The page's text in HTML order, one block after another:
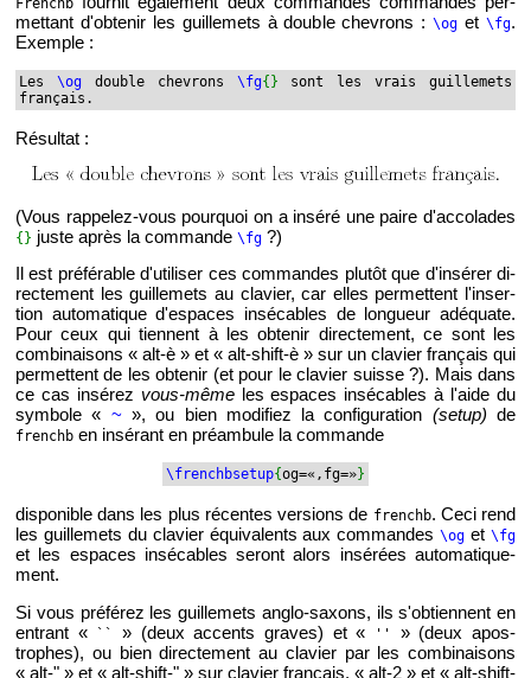
met­tant d'ob­te­nir les guille­mets à double che­vrons :\og et\fg.
Exemple :
Les \ogdouble che­vrons \fg{} sont les vrais guille­mets
fran­çais.
Ré­sul­tat :
(Vous rap­pe­lez-vous pour­quoi on a in­séré une paire d'ac­co­lades
{} juste après la com­mande \fg ?)
Il est pré­fé­rable d'uti­li­ser ces com­mandes plu­tôt que d'in­sé­rer di­
rec­te­ment les guille­mets au cla­vier, car elles per­mettent l'in­ser­
tion au­to­ma­tique d'es­paces in­sé­cables de lon­gueur adé­quate.
Pour ceux qui tiennent à les ob­te­nir di­rec­te­ment, ce sont les
com­bi­nai­sons « alt-è » et « alt-shift-è » sur un cla­vier fran­çais qui
per­mettent de les ob­te­nir (et pour le cla­vier suisse ?). Mais dans
ce cas in­sé­rez vous-mêmeles es­paces in­sé­cables à l'aide du
sym­bole « ~ », ou bien mo­di­fiez la confi­gu­ra­tion (setup) de
frenchb en in­sé­rant en pré­am­bule la com­mande
\frenchb­se­tup{og=«,fg=»}
dis­po­nible dans les plus ré­centes ver­sions de frenchb. Ceci rend
les guille­mets du cla­vier équi­va­lents aux com­mandes\og et\fg
et les es­paces in­sé­cables se­ront alors in­sé­rées au­to­ma­ti­que­
ment.
Si vous pré­fé­rez les guille­mets an­glo-saxons, ils s'ob­tiennent en
en­trant «
`` » (deux ac­cents graves) et « ''
» (deux apos­
trophes), ou bien di­rec­te­ment au cla­vier par les com­bi­nai­sons
« alt-" » et « alt-shift-" » sur cla­vier fran­çais, « alt-2 » et « alt-shift-